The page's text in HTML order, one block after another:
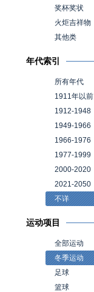
奖杯奖状
火炬吉祥物
其他类
年代索引
所有年代
1911年以前
1912-1948
1949-1966
1966-1976
1977-1999
2000-2020
2021-2050
不详
运动项目
全部运动
冬季运动
足球
篮球